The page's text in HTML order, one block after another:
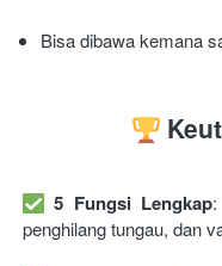
Bisa dibawa kemana
5 Fungsi Lengkap
penghilang tungau, dan